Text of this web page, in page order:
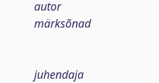
autor
märksõnad
juhendaja